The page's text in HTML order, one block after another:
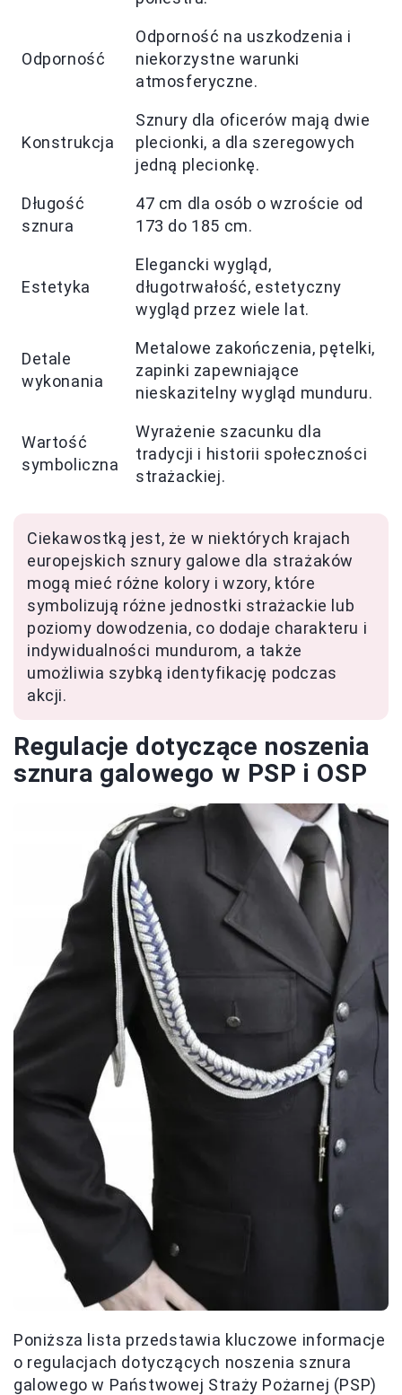
Odporność
Odporność na uszkodzenia i
niekorzystne warunki
atmosferyczne.
Konstrukcja
Sznury dla oficerów mają dwie
plecionki, a dla szeregowych
jedną plecionkę.
Długość
sznura
47 cm dla osób o wzroście od
173 do 185 cm.
Estetyka
Elegancki wygląd,
długotrwałość, estetyczny
wygląd przez wiele lat.
Detale
wykonania
Metalowe zakończenia, pętelki,
zapinki zapewniające
nieskazitelny wygląd munduru.
Wartość
symboliczna
Wyrażenie szacunku dla
tradycji i historii społeczności
strażackiej.
Ciekawostką jest, że w niektórych krajach
europejskich sznury galowe dla strażaków
mogą mieć różne kolory i wzory, które
symbolizują różne jednostki strażackie lub
poziomy dowodzenia, co dodaje charakteru i
indywidualności mundurom, a także
umożliwia szybką identyfikację podczas
akcji.
Regulacje dotyczące noszenia
sznura galowego w PSP i OSP
Poniższa lista przedstawia kluczowe informacje
o regulacjach dotyczących noszenia sznura
galowego w Państwowej Straży Pożarnej (PSP)